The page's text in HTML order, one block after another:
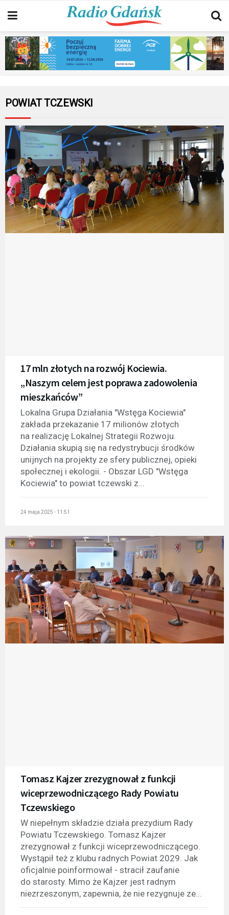
POWIAT TCZEWSKI
17 mln złotych na rozwój Kociewia.
„Naszym celem jest poprawa zadowolenia
mieszkańców”
Lokalna Grupa Działania "Wstęga Kociewia"
zakłada przekazanie 17 milionów złotych
na realizację Lokalnej Strategii Rozwoju.
Działania skupią się na redystrybucji środków
unijnych na projekty ze sfery publicznej, opieki
społecznej i ekologii. - Obszar LGD "Wstęga
Kociewia" to powiat tczewski z...
24 maja 2025 - 11:51
Tomasz Kajzer zrezygnował z funkcji
wiceprzewodniczącego Rady Powiatu
Tczewskiego
W niepełnym składzie działa prezydium Rady
Powiatu Tczewskiego. Tomasz Kajzer
zrezygnował z funkcji wiceprzewodniczącego.
Wystąpił też z klubu radnych Powiat 2029. Jak
oficjalnie poinformował - stracił zaufanie
do starosty. Mimo że Kajzer jest radnym
niezrzeszonym, zapewnia, że nie rezygnuje ze...